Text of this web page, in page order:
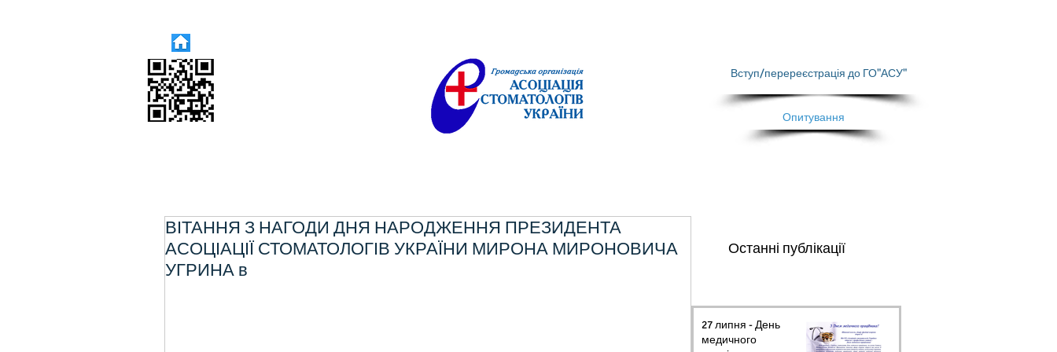
Опитування
ВІТАННЯ З НАГОДИ ДНЯ НАРОДЖЕННЯ ПРЕЗИДЕНТА
АСОЦІАЦІЇ СТОМАТОЛОГІВ УКРАЇНИ МИРОНА МИРОНОВИЧА
УГРИНА в
Останні публікації
27 липня - День
медичного
Вступ/перереєстрація до ГО"АСУ"